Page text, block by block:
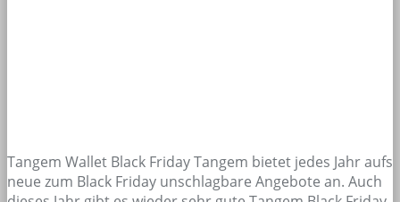
Tangem Wallet Black Friday Tangem bietet jedes Jahr aufs
neue zum Black Friday unschlagbare Angebote an. Auch